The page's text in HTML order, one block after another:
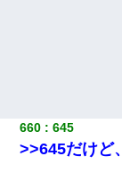
660 645
>>645だけど